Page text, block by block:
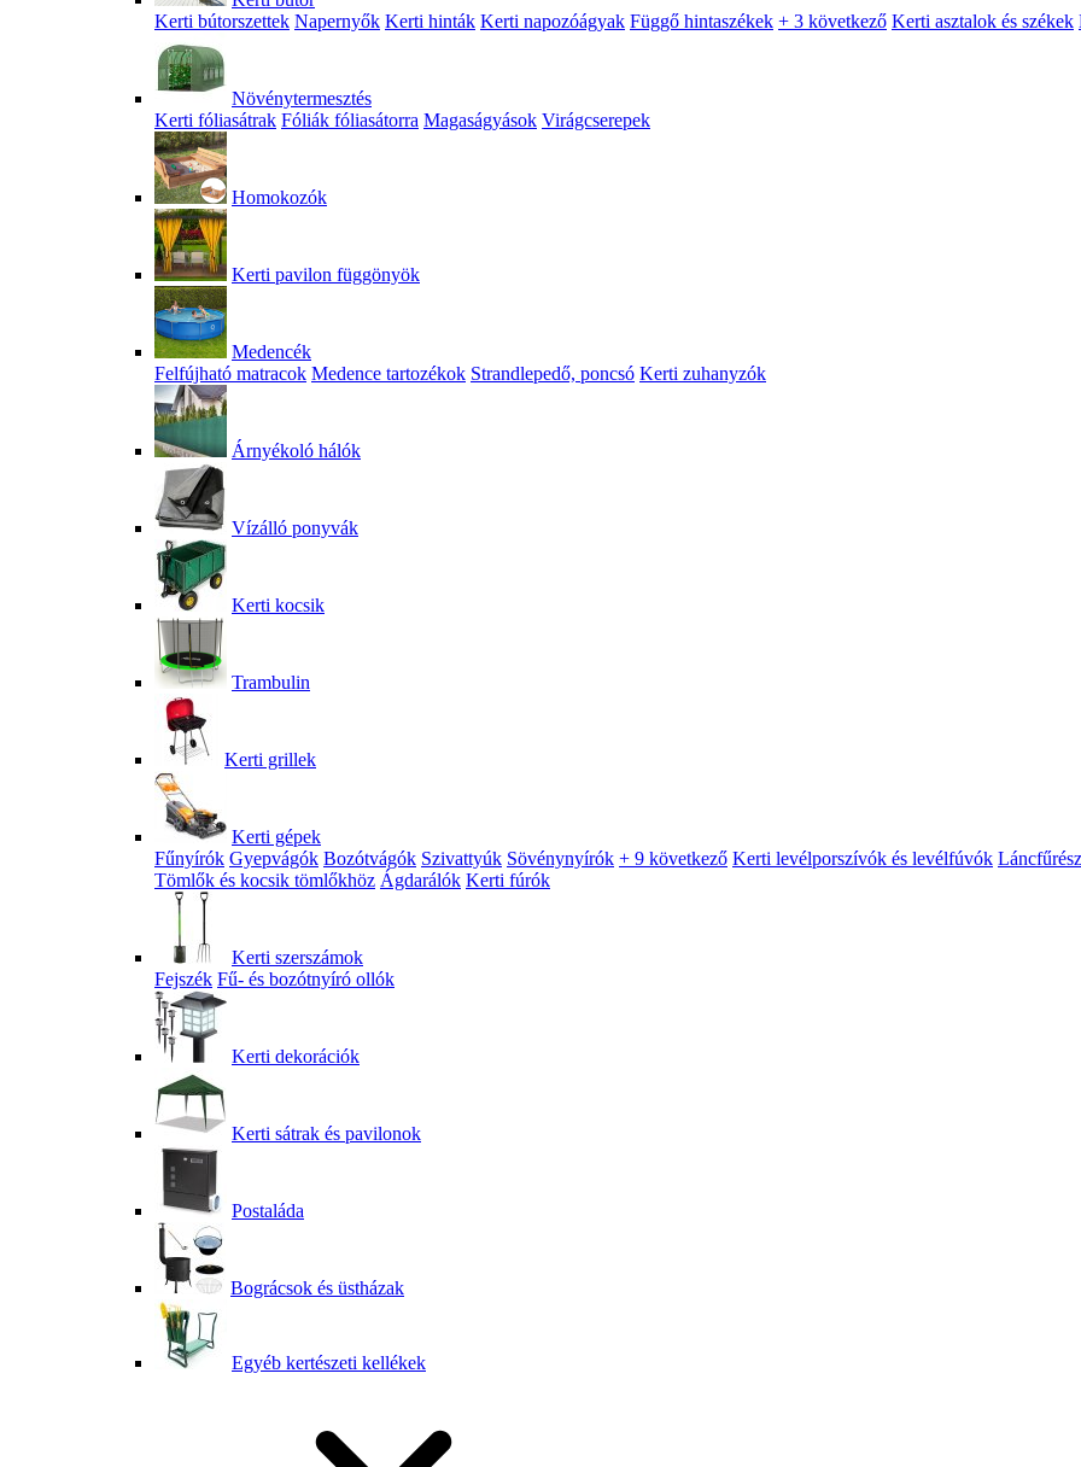
Kerti bútorszettek Napernyők Kerti hinták Kerti napozóágyak Függő hintaszékek + 3 következő Kerti asztalok és székek
Növénytermesztés
Kerti fóliasátrak Fóliák fóliasátorra Magaságyások Virágcserepek
Homokozók
Kerti pavilon függönyök
Medencék
Felfújható matracok Medence tartozékok Strandlepedő, poncsó Kerti zuhanyzók
Árnyékoló hálók
Vízálló ponyvák
Kerti kocsik
Trambulin
Kerti grillek
Kerti gépek
Fűnyírók Gyepvágók Bozótvágók Szivattyúk Sövénynyírók + 9 következő Kerti levélporszívók és levélfúvók
Tömlők és kocsik tömlőkhöz Ágdarálók Kerti fúrók
Kerti szerszámok
Fejszék Fű- és bozótnyíró ollók
Kerti dekorációk
Kerti sátrak és pavilonok
Postaláda
Bográcsok és üstházak
Egyéb kertészeti kellékek